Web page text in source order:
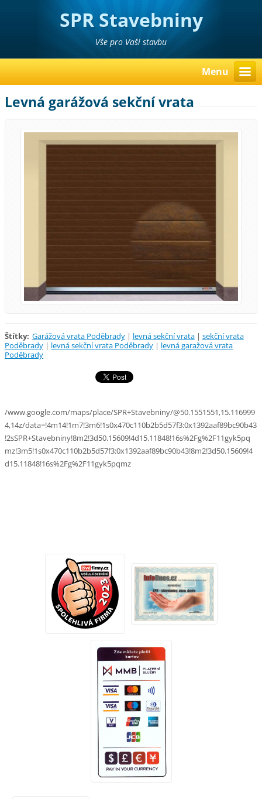
SPR Stavebniny
Poděbrady Pavel Richter
Vše pro Vaši stavbu
Menu
Levná garážová sekční vrata
Štítky: Garážová vrata Poděbrady | levná sekční vrata | sekční vrata
Poděbrady | levná sekční vrata Poděbrady | levná garažová vrata
Poděbrady
/www.google.com/maps/place/SPR+Stavebniny/@50.1551551,15.116999
4,14z/data=!4m14!1m7!3m6!1s0x470c110b2b5d57f3:0x1392aaf89bc90b43
!2sSPR+Stavebniny!8m2!3d50.15609!4d15.11848!16s%2Fg%2F11gyk5pq
mz!3m5!1s0x470c110b2b5d57f3:0x1392aaf89bc90b43!8m2!3d50.15609!4
d15.11848!16s%2Fg%2F11gyk5pqmz